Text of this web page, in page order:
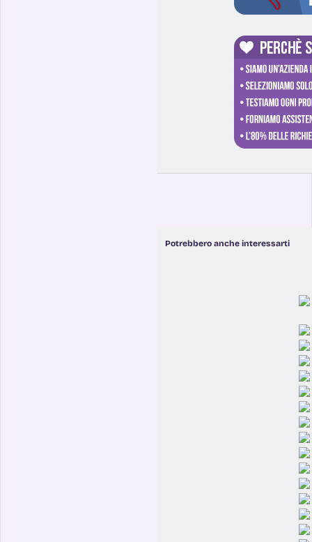
Potrebbero anche interessarti